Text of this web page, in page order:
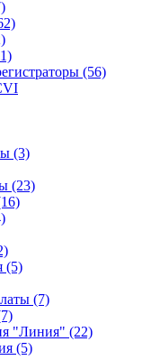
(56)
(3)
(23)
(5)
(7)
"Линия" (22)
(5)